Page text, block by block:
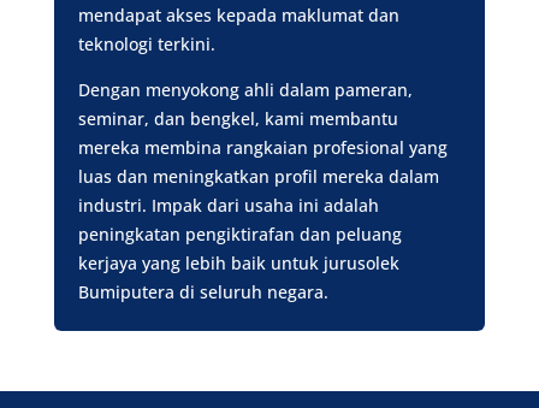
mendapat akses kepada maklumat dan
teknologi terkini.
Dengan menyokong ahli dalam pameran,
seminar, dan bengkel, kami membantu
mereka membina rangkaian profesional yang
luas dan meningkatkan profil mereka dalam
industri. Impak dari usaha ini adalah
peningkatan pengiktirafan dan peluang
kerjaya yang lebih baik untuk jurusolek
Bumiputera di seluruh negara.